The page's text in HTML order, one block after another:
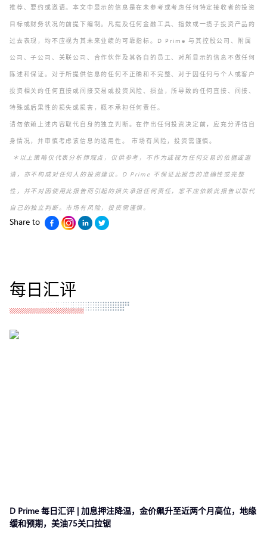
推荐、要约或邀请。本文中显示的信息是在未参考或考虑任何特定接收者的投资
目标或财务状况的前提下编制。凡提及任何金融工具、指数或一揽子投资产品的
过去表现，均不应视为其未来业绩的可靠指标。D Prime 与其控股公司、附属
公司、子公司、关联公司、合作伙伴及其各自的员工、对所显示的信息不做任何
陈述和保证。对于所提供信息的任何不正确和不完整、对于因任何与个人或客户
投资相关的任何直接或间接交易或投资风险、损益，所导致的任何直接、间接、
特殊或后果性的损失或损害，概不承担任何责任。
请勿依赖上述内容取代自身的独立判断。在作出任何投资决定前，应充分评估自
身情况，并审慎考虑该信息的适用性。 市场有风险，投资需谨慎。
＊以上策略仅代表分析师观点，仅供参考，不作为或视为任何交易的依据或邀
请，亦不构成对任何人的投资建议。D Prime 不保证此报告的准确性或完整
性，并不对因使用此报告而引起的损失承担任何责任，您不应依赖此报告以取代
自己的独立判断。市场有风险，投资需谨慎。
Share to
每日汇评
D Prime 每日汇评 | 加息押注降温，金价飙升至近两个月高位，地缘
缓和预期，美油75关口拉锯